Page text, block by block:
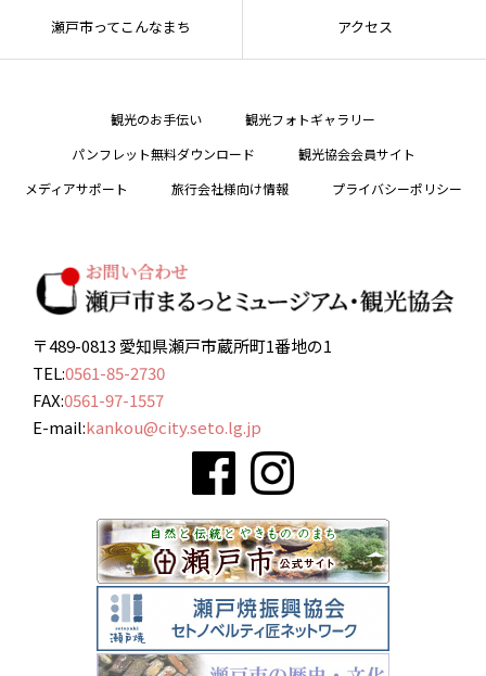
瀬戸市ってこんなまち アクセス
観光のお手伝い
観光フォトギャラリー
パンフレット無料ダウンロード
観光協会会員サイト
メディアサポート
旅行会社様向け情報 プライバシーポリシー
〒489-0813 愛知県瀬戸市蔵所町1番地の1
TEL:0561-85-2730
FAX:0561-97-1557
E-mail:kankou@city.seto.lg.jp